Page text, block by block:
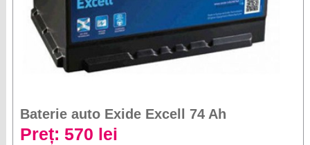
Baterie auto Exide Excell 74 Ah
Preț: 570 lei